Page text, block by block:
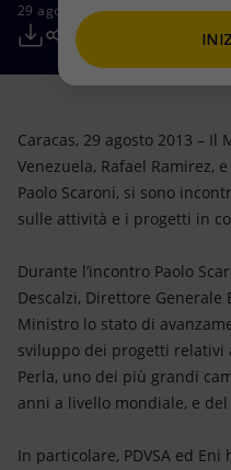
Net Zero
Modello satellitare
Energia accessibile
Innovazione
Collaborazioni per
Attività nel mondo
Mobilità
29 agosto 2013 - 11:00 CEST
Caracas, 29 agosto 2013 –
Venezuela, Rafael Ramirez,
Paolo Scaroni, si sono
sulle attività e i progetti in
Durante l’incontro Paolo
Descalzi, Direttore Generale
Ministro lo stato di
sviluppo dei progetti relativi
Perla, uno dei più grandi
anni a livello mondiale, e
In particolare, PDVSA ed